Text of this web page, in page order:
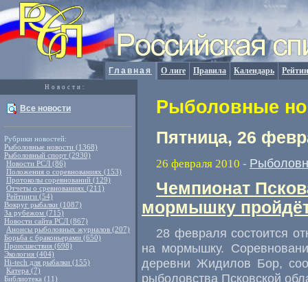
Главная О лиге Правила Календарь
Новости:
Все новости
Рубрики новостей:
Рыболовные новости (1368)
Рыболовный спорт (2930)
Новости РСЛ (86)
Положения о соревнованиях (153)
Протоколы соревнований (129)
Отчеты о сревнованиях (211)
Рейтинги (54)
Вокруг рыбалки (1087)
За рубежом (715)
Новости сайта РСЛ (867)
Анонсы рыболовных журналов (207)
Борьба с браконьерами (650)
Происшествия (698)
Экология (404)
Hi-tech для рыбалки (155)
Катера (7)
Библиотека (11)
Рыболовные
Пятница, 26
26 февраля 2010 -
Чемпионат
мормышку
28 февраля состоится
на мормышку.
деревни Жидилов Бор,
рыболовства Псковской